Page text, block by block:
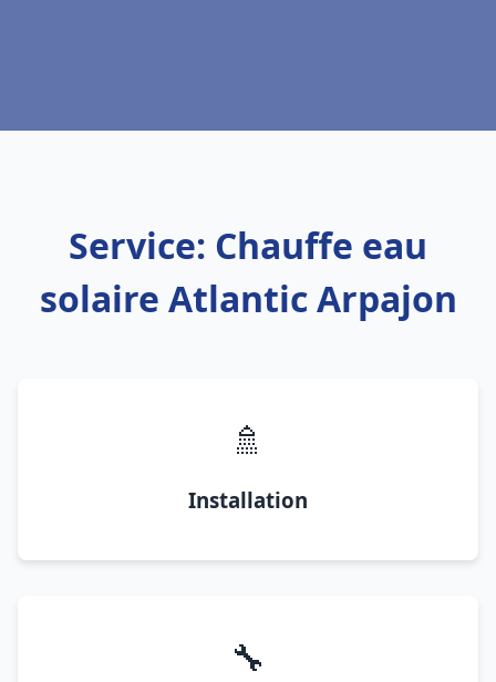
Service: Chauffe eau
solaire Atlantic Arpajon
🚿
Installation
🔧